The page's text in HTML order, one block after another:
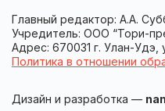
Главный редактор: А.А.
Учредитель: ООО “Тори-
Адрес: 670031 г. Улан-Удэ,
Политика в отношении
Дизайн и разработка —